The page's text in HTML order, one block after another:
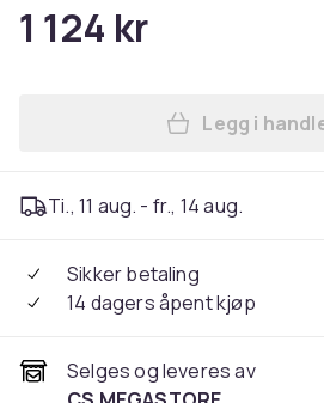
1 124 kr
Legg
Legg i
Ti., 11 aug. - fr., 14 aug.
Sikker betaling
14 dagers åpent kjøp
Selges og leveres av